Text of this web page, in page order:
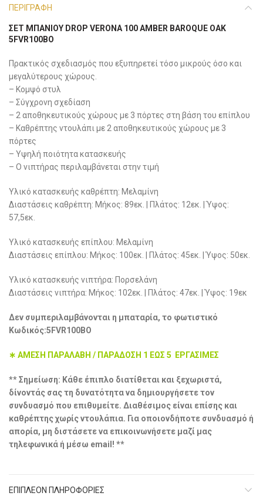
ΠΕΡΙΓΡΑΦΉ
ΣΕΤ ΜΠΆΝΙΟΥ DROP VERONA 100 AMBER BAROQUE OAK
5FVR100BO
Πρακτικός σχεδιασμός που εξυπηρετεί τόσο μικρούς όσο και
μεγαλύτερους χώρους.
– Κομψό στυλ
– Σύγχρονη σχεδίαση
– 2 αποθηκευτικούς χώρους με 3 πόρτες στη βάση του επίπλου
– Καθρέπτης ντουλάπι με 2 αποθηκευτικούς χώρους με 3
πόρτες
– Υψηλή ποιότητα κατασκευής
– Ο νιπτήρας περιλαμβάνεται στην τιμή
Υλικό κατασκευής καθρέπτη: Μελαμίνη
Διαστάσεις καθρέπτη: Μήκος: 89εκ. | Πλάτος: 12εκ. | Ύψος:
57,5εκ.
Yλικό κατασκευής επίπλου: Μελαμίνη
Διαστάσεις επίπλου: Μήκος: 100εκ. | Πλάτος: 45εκ. | Ύψος: 50εκ.
Υλικό κατασκευής νιπτήρα: Πορσελάνη
Διαστάσεις νιπτήρα: Μήκος: 102εκ. | Πλάτος: 47εκ. | Ύψος: 19εκ
Δεν συμπεριλαμβάνονται η μπαταρία, το φωτιστικό
Κωδικός:5FVR100BO
∗ ΑΜΕΣΗ ΠΑΡΑΛΑΒΗ / ΠΑΡΑΔΟΣΗ 1 ΕΩΣ 5 ΕΡΓΑΣΙΜΕΣ
** Σημείωση: Κάθε έπιπλο διατίθεται και ξεχωριστά,
δίνοντάς σας τη δυνατότητα να δημιουργήσετε τον
συνδυασμό που επιθυμείτε. Διαθέσιμος είναι επίσης και
καθρέπτης χωρίς ντουλάπια. Για οποιονδήποτε συνδυασμό ή
απορία, μη διστάσετε να επικοινωνήσετε μαζί μας
τηλεφωνικά ή μέσω email! **
ΕΠΙΠΛΈΟΝ ΠΛΗΡΟΦΟΡΊΕΣ